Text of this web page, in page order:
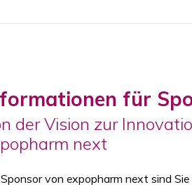
für
der Vision zur
next
von expopharm next sind